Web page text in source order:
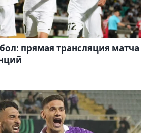
прямая трансляция матча